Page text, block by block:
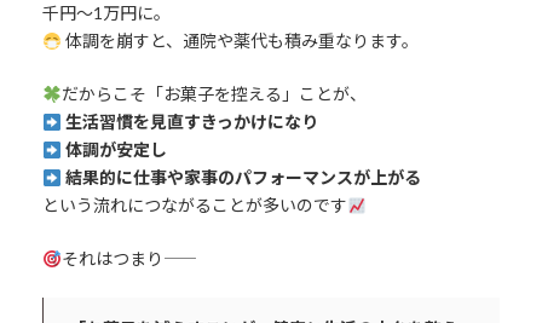
千円〜1万円に。
体調を崩すと、通院や薬代も積み重なります。
だからこそ「お菓子を控える」ことが、
生活習慣を見直すきっかけになり
体調が安定し
結果的に仕事や家事のパフォーマンスが上がる
という流れにつながることが多いのです
それはつまり――